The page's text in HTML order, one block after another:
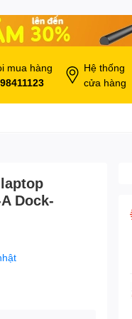
mua hàng
Hệ thống
cửa hàng
Dock-